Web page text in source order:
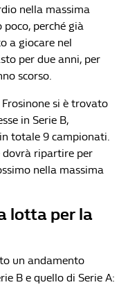
nella massima
perché già
a giocare nel
per due anni, per
scorso.
si è trovato
in Serie B,
totale 9 campionati.
dovrà ripartire per
nella massima
lotta per la
un andamento
B e quello di Serie A: